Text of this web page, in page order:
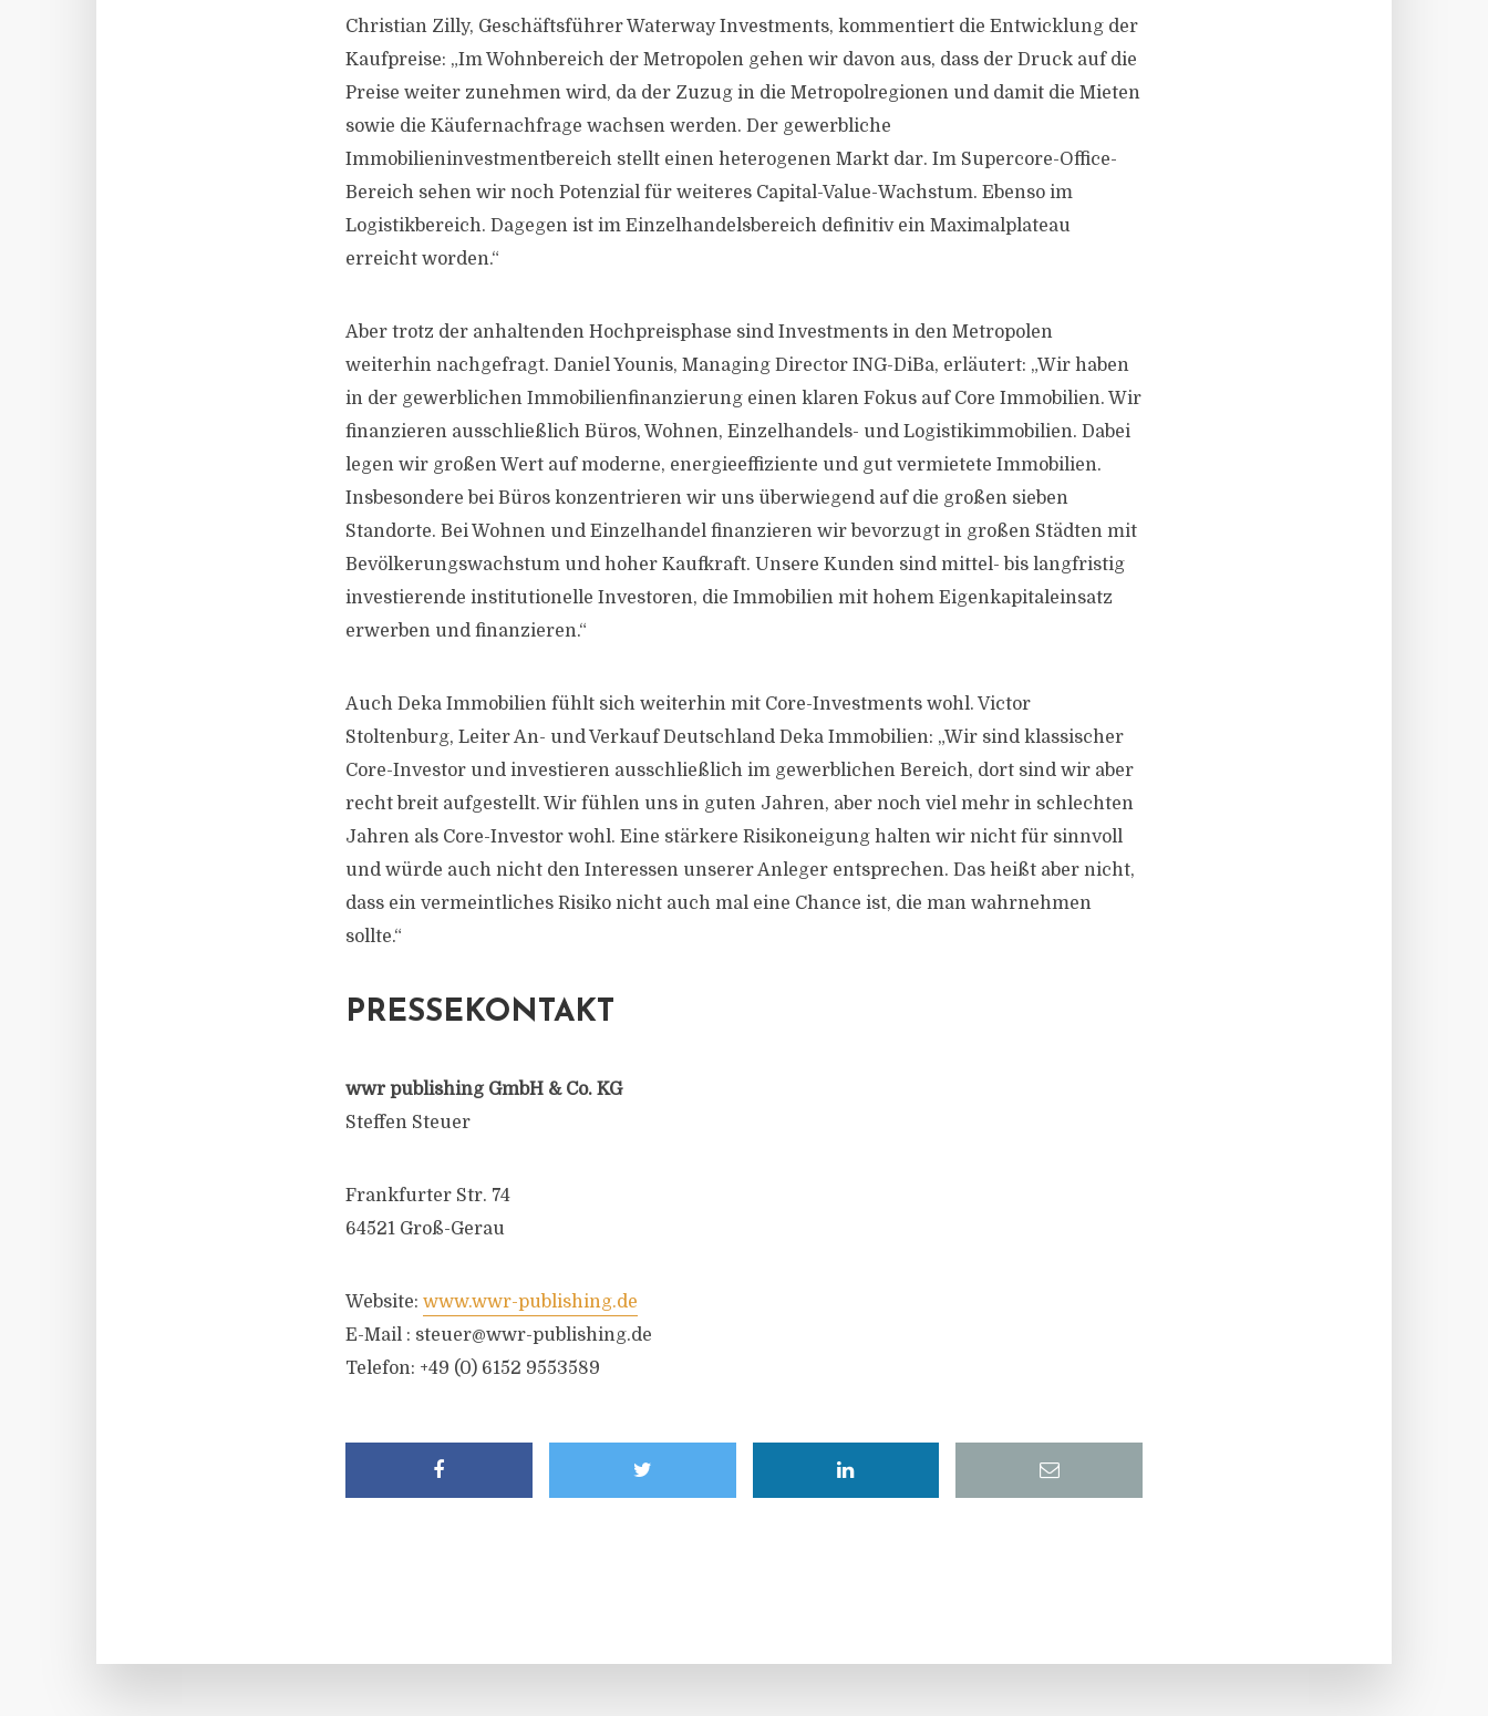
Christian Zilly, Geschäftsführer Waterway Investments, kommentiert die Entwicklung der
Kaufpreise: „Im Wohnbereich der Metropolen gehen wir davon aus, dass der Druck auf die
Preise weiter zunehmen wird, da der Zuzug in die Metropolregionen und damit die Mieten
sowie die Käufernachfrage wachsen werden. Der gewerbliche
Immobilieninvestmentbereich stellt einen heterogenen Markt dar. Im Supercore-Office-
Bereich sehen wir noch Potenzial für weiteres Capital-Value-Wachstum. Ebenso im
Logistikbereich. Dagegen ist im Einzelhandelsbereich definitiv ein Maximalplateau
erreicht worden.“
Aber trotz der anhaltenden Hochpreisphase sind Investments in den Metropolen
weiterhin nachgefragt. Daniel Younis, Managing Director ING-DiBa, erläutert: „Wir haben
in der gewerblichen Immobilienfinanzierung einen klaren Fokus auf Core Immobilien. Wir
finanzieren ausschließlich Büros, Wohnen, Einzelhandels- und Logistikimmobilien. Dabei
legen wir großen Wert auf moderne, energieeffiziente und gut vermietete Immobilien.
Insbesondere bei Büros konzentrieren wir uns überwiegend auf die großen sieben
Standorte. Bei Wohnen und Einzelhandel finanzieren wir bevorzugt in großen Städten mit
Bevölkerungswachstum und hoher Kaufkraft. Unsere Kunden sind mittel- bis langfristig
investierende institutionelle Investoren, die Immobilien mit hohem Eigenkapitaleinsatz
erwerben und finanzieren.“
Auch Deka Immobilien fühlt sich weiterhin mit Core-Investments wohl. Victor
Stoltenburg, Leiter An- und Verkauf Deutschland Deka Immobilien: „Wir sind klassischer
Core-Investor und investieren ausschließlich im gewerblichen Bereich, dort sind wir aber
recht breit aufgestellt. Wir fühlen uns in guten Jahren, aber noch viel mehr in schlechten
Jahren als Core-Investor wohl. Eine stärkere Risikoneigung halten wir nicht für sinnvoll
und würde auch nicht den Interessen unserer Anleger entsprechen. Das heißt aber nicht,
dass ein vermeintliches Risiko nicht auch mal eine Chance ist, die man wahrnehmen
sollte.“
PRESSEKONTAKT
wwr publishing GmbH & Co. KG
Steffen Steuer
Frankfurter Str. 74
64521 Groß-Gerau
Website: www.wwr-publishing.de
E-Mail : steuer@wwr-publishing.de
Telefon: +49 (0) 6152 9553589